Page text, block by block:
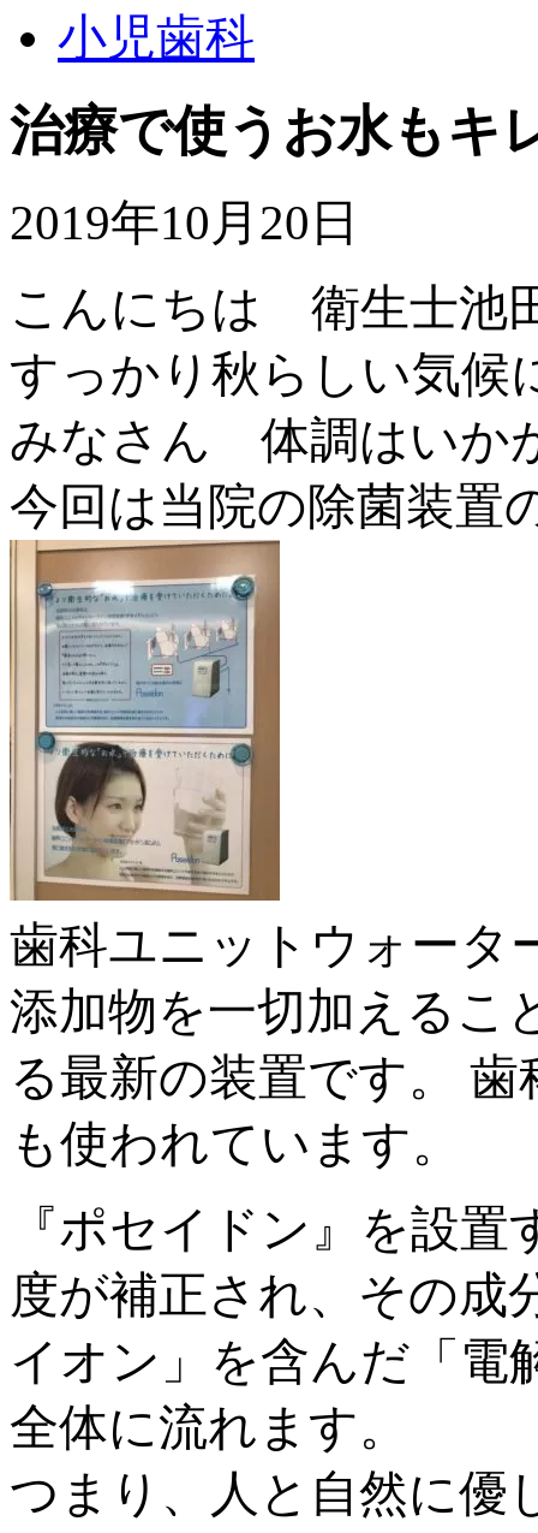
小児歯科
治療で使うお水もキ
2019年10月20日
こんにちは 衛生士池
すっかり秋らしい気候
みなさん 体調はいか
今回は当院の除菌装置
歯科ユニットウォータ
添加物を一切加えるこ
る最新の装置です。
も使われています。
『ポセイドン』を設
度が補正され、その成
イオン」を含んだ「電
全体に流れます。
つまり、人と自然に優